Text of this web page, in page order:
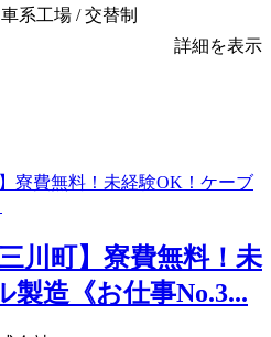
系工場 / 交替制
詳細を表示
川町】寮費無料！未
造《お仕事No.3...